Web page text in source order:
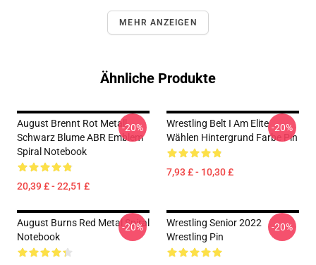
MEHR ANZEIGEN
Ähnliche Produkte
August Brennt Rot Metall
Schwarz Blume ABR Emblem
Spiral Notebook
20,39 £ - 22,51 £
-20%
Wrestling Belt I Am Elite
Wählen Hintergrund Farbe Pin
7,93 £ - 10,30 £
-20%
August Burns Red Metal Spiral
Notebook
-20%
Wrestling Senior 2022
Wrestling Pin
-20%